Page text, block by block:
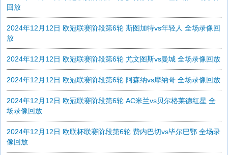
回放
2024年12月12日 欧冠联赛阶段第6轮 斯图加特vs年轻人 全场录像回
放
2024年12月12日 欧冠联赛阶段第6轮 尤文图斯vs曼城 全场录像回放
2024年12月12日 欧冠联赛阶段第6轮 阿森纳vs摩纳哥 全场录像回放
2024年12月12日 欧冠联赛阶段第6轮 AC米兰vs贝尔格莱德红星 全
场录像回放
2024年12月12日 欧联杯联赛阶段第6轮 费内巴切vs毕尔巴鄂 全场录
像回放